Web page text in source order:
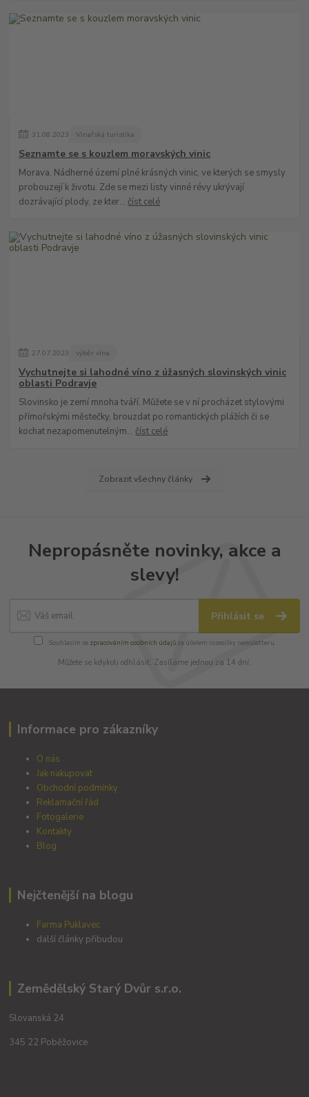
31.08.2023 Vinařská turistika
Seznamte se s kouzlem moravských vinic
Morava. Nádherné území plné krásných vinic, ve kterých se smysly
probouzejí k životu. Zde se mezi listy vinné révy ukrývají
dozrávající plody, ze kter... číst celé
27.07.2023 výběr vína
Vychutnejte si lahodné víno z úžasných slovinských vinic
oblasti Podravje
Slovinsko je zemí mnoha tváří. Můžete se v ní procházet stylovými
přímořskými městečky, brouzdat po romantických plážích či se
kochat nezapomenutelným... číst celé
Zobrazit všechny články
Nepropásněte novinky, akce a
slevy!
Přihlásit se
Souhlasím se zpracováním osobních údajůza účelem rozesílky newsletteru.
Můžete se kdykoli odhlásit. Zasíláme jednou za 14 dní.
Informace pro zákazníky
O nás
Jak nakupovat
Obchodní podmínky
Reklamační řád
Fotogalerie
Kontakty
Blog
Nejčtenější na blogu
Farma Puklavec
další články přibudou
Zemědělský Starý Dvůr s.r.o.
Slovanská 24
345 22 Poběžovice